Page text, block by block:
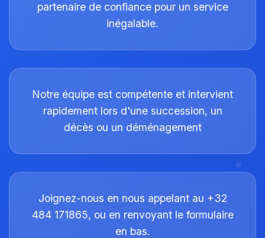
partenaire de confiance pour un service
inégalable.
Notre équipe est compétente et intervient
rapidement lors d'une succession, un
décès ou un déménagement
Joignez-nous en nous appelant au +32
484 171865, ou en renvoyant le formulaire
en bas.